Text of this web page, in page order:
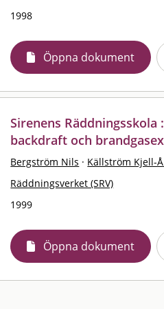
1998
Öppna dokument
Sirenens
backdraft och
Bergström Nils · Källström Kjell-
Räddningsverket (SRV)
1999
Öppna dokument